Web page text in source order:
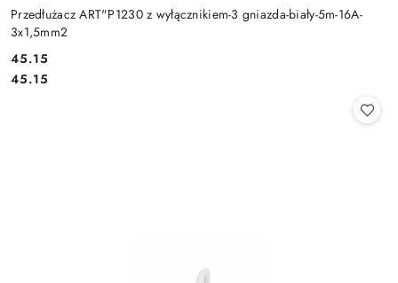
Przedłużacz ART"P1230 z wyłącznikiem-3 gniazda-biały-5m-16A-
3x1,5mm2
Cena:
45.15
Cena:
45.15